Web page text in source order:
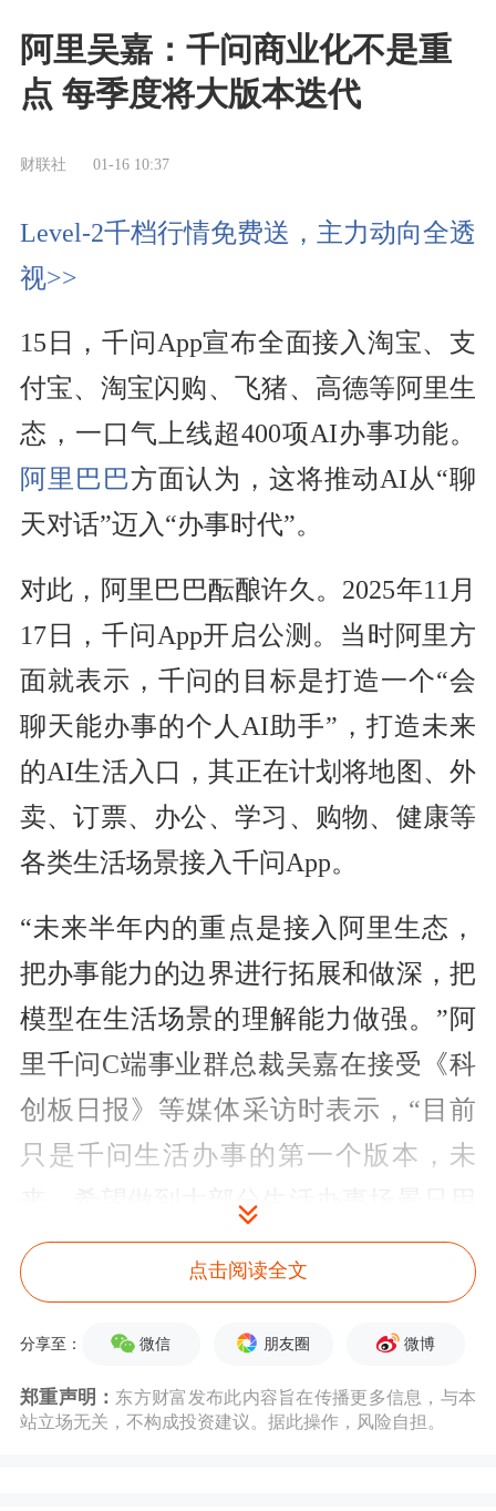
阿里吴嘉：千问商业化不是重
点 每季度将大版本迭代
财联社 01-16 10:37
Level-2千档行情免费送，主力动向全透
视>>
15日，千问App宣布全面接入淘宝、支
付宝、淘宝闪购、飞猪、高德等阿里生
态，一口气上线超400项AI办事功能。
阿里巴巴方面认为，这将推动AI从“聊
天对话”迈入“办事时代”。
对此，阿里巴巴酝酿许久。2025年11月
17日，千问App开启公测。当时阿里方
面就表示，千问的目标是打造一个“会
聊天能办事的个人AI助手”，打造未来
的AI生活入口，其正在计划将地图、外
卖、订票、办公、学习、购物、健康等
各类生活场景接入千问App。
“未来半年内的重点是接入阿里生态，
把办事能力的边界进行拓展和做深，把
模型在生活场景的理解能力做强。”阿
里千问C端事业群总裁吴嘉在接受《科
创板日报》等媒体采访时表示，“目前
只是千问生活办事的第一个版本，未
来，希望做到大部分生活办事场景只用
千问APP就够了。”
在多位业内人士看来，阿里巴巴此举是
在率先抢占 AI 时代超级入口，重构流
量分发。以千问为 “中枢神经” 整合淘
点击阅读全文
分享至： 微信 朋友圈 微博
郑重声明： 东方财富发布此内容旨在传播更多信息，与本
站立场无关，不构成投资建议。据此操作，风险自担。